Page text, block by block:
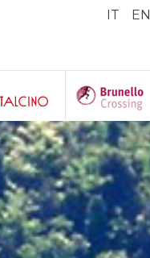
IT EN